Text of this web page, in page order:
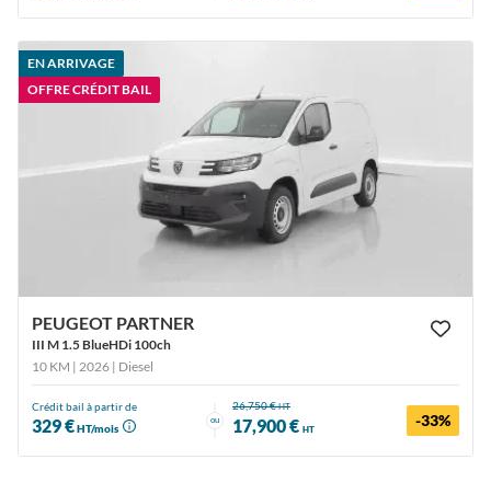
EN ARRIVAGE
OFFRE CRÉDIT BAIL
PEUGEOT PARTNER
III M 1.5 BlueHDi 100ch
10 KM | 2026 | Diesel
Crédit bail à partir de
329 €HT/mois
ou
26,750 €HT
17,900 € HT -33%